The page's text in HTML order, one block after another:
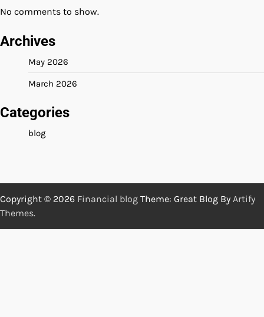
No comments to show.
Archives
May 2026
March 2026
Categories
blog
Copyright © 2026 Financial blog Theme: Great Blog By Artify
Themes.